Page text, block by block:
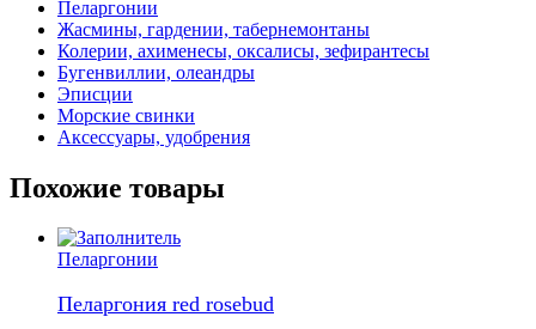
Пеларгонии
Жасмины, гардении, табернемонтаны
Колерии, ахименесы, оксалисы, зефирантесы
Бугенвиллии, олеандры
Эписции
Морские свинки
Аксессуары, удобрения
Похожие товары
Пеларгонии
Пеларгония red rosebud